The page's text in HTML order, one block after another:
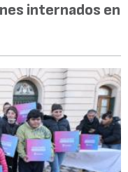
internados en